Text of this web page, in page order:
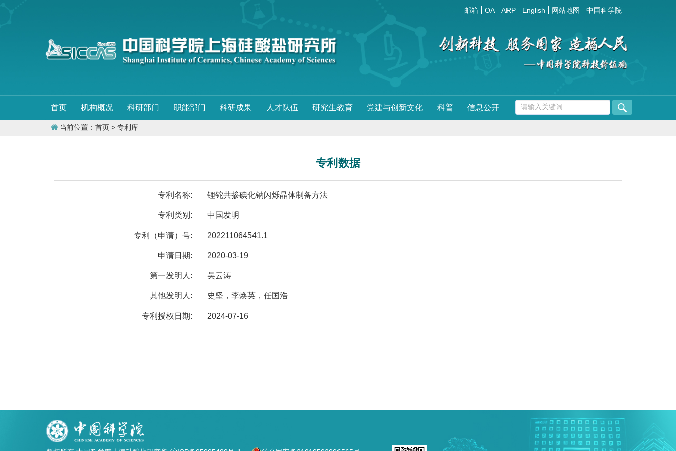
邮箱 OA ARP English 网站地图 中国科学院
首页 机构概况 科研部门 职能部门 科研成果 人才队伍 研究生教育 党建与创新文化 科普 信息公开
当前位置： 首页 > 专利库
专利数据
专利名称: 锂铊共掺碘化钠闪烁晶体制备方法
专利类别: 中国发明
专利（申请）号: 202211064541.1
申请日期: 2020-03-19
第一发明人: 吴云涛
其他发明人: 史坚，李焕英，任国浩
专利授权日期: 2024-07-16